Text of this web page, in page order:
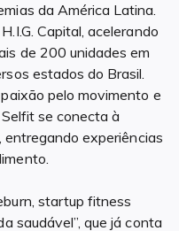
da América Latina.
Capital, acelerando
de 200 unidades em
estados do Brasil.
pelo movimento e
se conecta à
entregando experiências
startup fitness
saudável”, que já conta